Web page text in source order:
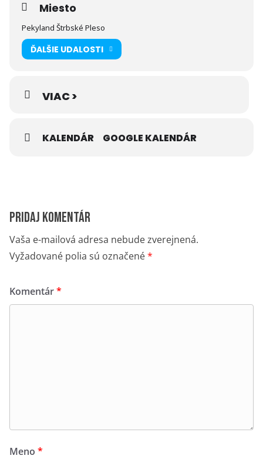
Miesto
Pekyland Štrbské Pleso
ĎALŠIE UDALOSTI
VIAC >
KALENDÁR GOOGLE KALENDÁR
Pridaj komentár
Vaša e-mailová adresa nebude zverejnená.
Vyžadované polia sú označené*
Komentár*
Meno *